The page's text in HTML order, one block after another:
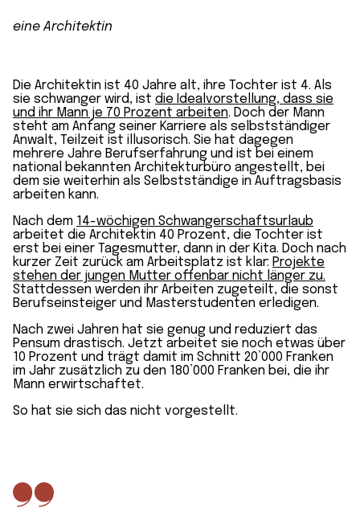
eine Architektin
Die Architektin ist 40 Jahre alt, ihre Tochter ist 4. Als
sie schwanger wird, ist die Ideal­vorstellung, dass sie
und ihr Mann je 70 Prozent arbeiten. Doch der Mann
steht am Anfang seiner Karriere als selbst­ständiger
Anwalt, Teilzeit ist illusorisch. Sie hat dagegen
mehrere Jahre Berufs­erfahrung und ist bei einem
national bekannten Architektur­büro angestellt, bei
dem sie weiterhin als Selbst­ständige in Auftrags­basis
arbeiten kann.
Nach dem 14-wöchigen Schwangerschafts­urlaub
arbeitet die Architektin 40 Prozent, die Tochter ist
erst bei einer Tages­mutter, dann in der Kita. Doch nach
kurzer Zeit zurück am Arbeits­platz ist klar: Projekte
stehen der jungen Mutter offenbar nicht länger zu.
Stattdessen werden ihr Arbeiten zugeteilt, die sonst
Berufs­einsteiger und Master­studenten erledigen.
Nach zwei Jahren hat sie genug und reduziert das
Pensum drastisch. Jetzt arbeitet sie noch etwas über
10 Prozent und trägt damit im Schnitt 20’000 Franken
im Jahr zusätzlich zu den 180’000 Franken bei, die ihr
Mann erwirtschaftet.
So hat sie sich das nicht vorgestellt.